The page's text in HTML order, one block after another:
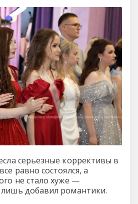
серьезные коррективы в
равно состоялся, а
не стало хуже —
добавил романтики.